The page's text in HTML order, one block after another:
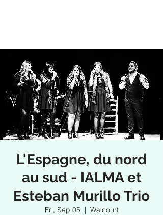
L'Espagne, du nord
au sud - IALMA et
Esteban Murillo Trio
Fri, Sep 05
  |
Walcourt